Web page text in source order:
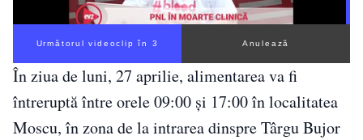
Următorul videoclip în 2 Anulează
În ziua de luni, 27 aprilie, alimentarea va fi
întreruptă între orele 09:00 și 17:00 în localitatea
Moscu, în zona de la intrarea dinspre Târgu Bujor